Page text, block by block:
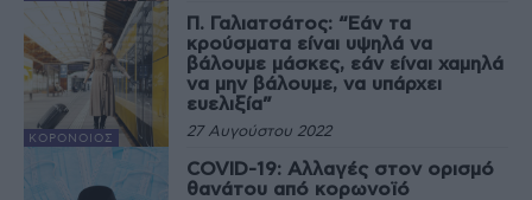
ΚΟΡΟΝΟΙΌΣ
Π. Γαλιατσάτος: “Εάν τα
κρούσματα είναι υψηλά να
βάλουμε μάσκες, εάν είναι χαμηλά
να μην βάλουμε, να υπάρχει
ευελιξία”
27 Αυγούστου 2022
COVID-19: Αλλαγές στον ορισμό
θανάτου από κορωνοϊό